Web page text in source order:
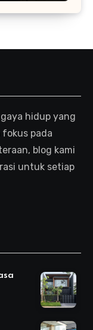
hidup yang
fokus pada
blog kami
untuk setiap